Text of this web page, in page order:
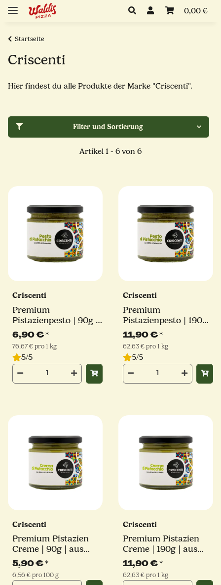
0,00 €
Startseite
Criscenti
Hier findest du alle Produkte der Marke "Criscenti".
Filter und Sortierung
Artikel 1 - 6 von 6
Criscenti
Premium
Pistazienpesto | 90g |
65% Pistazienanteil
6,90 €*
76,67 € pro 1 kg
5/5
Criscenti
Premium
Pistazienpesto | 190g |
65% Pistazienanteil
11,90 €*
62,63 € pro 1 kg
5/5
Criscenti
Premium Pistazien
Creme | 90g | aus
Sizilien
5,90 €*
6,56 € pro 100 g
Criscenti
Premium Pistazien
Creme | 190g | aus
Sizilien
11,90 €*
62,63 € pro 1 kg